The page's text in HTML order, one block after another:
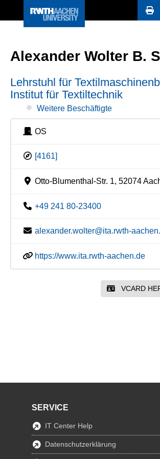
Alexander Wolter B.
Lehrstuhl für
Institut für Textiltechnik
Weitere Beschäftigte
OS
[4161]
Otto-Blumenthal-Str. 1, 52074
+49 241 80-23400
alexander.wolter@ita.rwth-
https://www.ita.rwth-aachen.de
VCARD
SERVICE
IT Center Help
Datenschutzerklärung